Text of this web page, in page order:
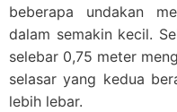
beberapa undakan
dalam semakin kecil.
selebar 0,75 meter
selasar yang kedua
lebih lebar.